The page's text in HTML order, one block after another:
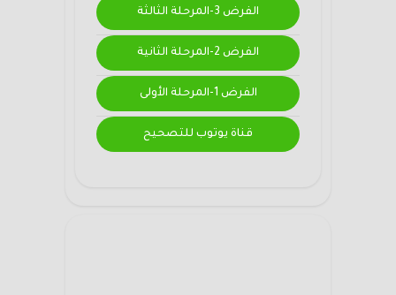
الفرض 3-المرحلة الثالثة
الفرض 2-المرحلة الثانية
الفرض 1-المرحلة الأولى
قناة يوتوب للتصحيح